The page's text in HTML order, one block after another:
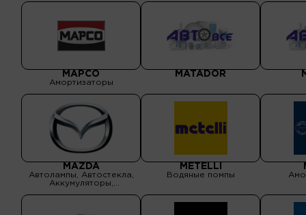
приводные, ремни ГРМ,
Фильтры, Электрика
двигателя
MAPCO
Амортизаторы
MATADOR
MAZDA
Автолампы, Автостекла,
Аккумуляторы,
METELLI
Водяные помпы